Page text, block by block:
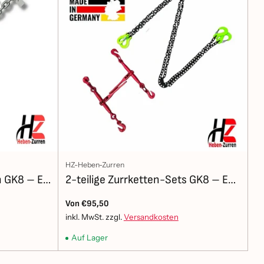
– EN
HZ-Heben-Zurren
2-teilige Zurrketten-Sets GK8 – EN
12195-3 – online konfigurieren
Von €95,50
inkl. MwSt. zzgl.Versandkosten
Auf Lager